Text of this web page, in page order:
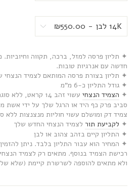
✦ תליון פרסה למזל, ברכה, תקווה
חדשה עם אנרגיות טובות.
✦ תליון בצורת פרסה המותאם לצמיד הנצחי
✦ גודל התליון כ-6 מ”מ
✦ הצמיד הנצחי
עשוי זהב 14 קראט,
סביב פרק כף היד או הרגל שלך על ידי אשת
צמיד דק ומושלם עשוי חוליות מנצנצות ללא
✦ לקביעת תור לצמיד הנצחי החדש שלך
✦ התליון קיים בזהב צהוב או לבן
✦ המחיר הוא עבור התליון בלבד. ניתן
רכישת הצמיד בנוסף. מתאים רק לצמיד
ולא מתאים להוספה לשרשרת קיימת (שלא